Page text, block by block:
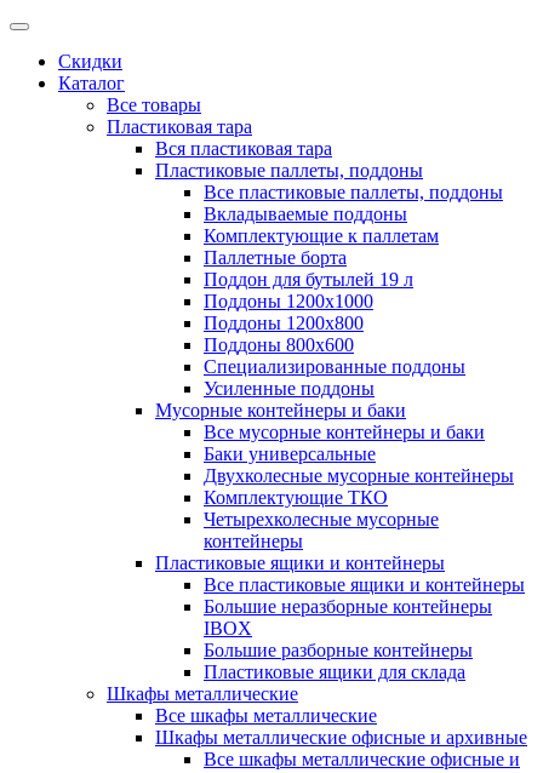
Скидки
Каталог
Все товары
Пластиковая тара
Вся пластиковая тара
Пластиковые паллеты, поддоны
Все пластиковые паллеты, поддоны
Вкладываемые поддоны
Комплектующие к паллетам
Паллетные борта
Поддон для бутылей 19 л
Поддоны 1200х1000
Поддоны 1200х800
Поддоны 800х600
Специализированные поддоны
Усиленные поддоны
Мусорные контейнеры и баки
Все мусорные контейнеры и баки
Баки универсальные
Двухколесные мусорные контейнеры
Комплектующие ТКО
Четырехколесные мусорные
контейнеры
Пластиковые ящики и контейнеры
Все пластиковые ящики и контейнеры
Большие неразборные контейнеры
IBOX
Большие разборные контейнеры
Пластиковые ящики для склада
Шкафы металлические
Все шкафы металлические
Шкафы металлические офисные и архивные
Все шкафы металлические офисные и